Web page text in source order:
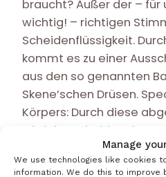
Manage
We use technologies like cookies
information. We do this to improve
braucht? Außer der – für
wichtig! – richtigen
Scheidenflüssigkeit.
kommt es zu einer
aus den so genannten
Skene’schen Drüsen.
Körpers: Durch diese
wird der
schön schlüpfrig. In der
nämlich keine Drüsen,